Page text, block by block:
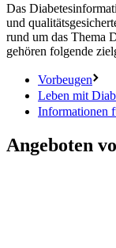
Das
und
rund um das Thema
gehören folgende
Vorbeugen
Leben mit
Informationen
Angeboten